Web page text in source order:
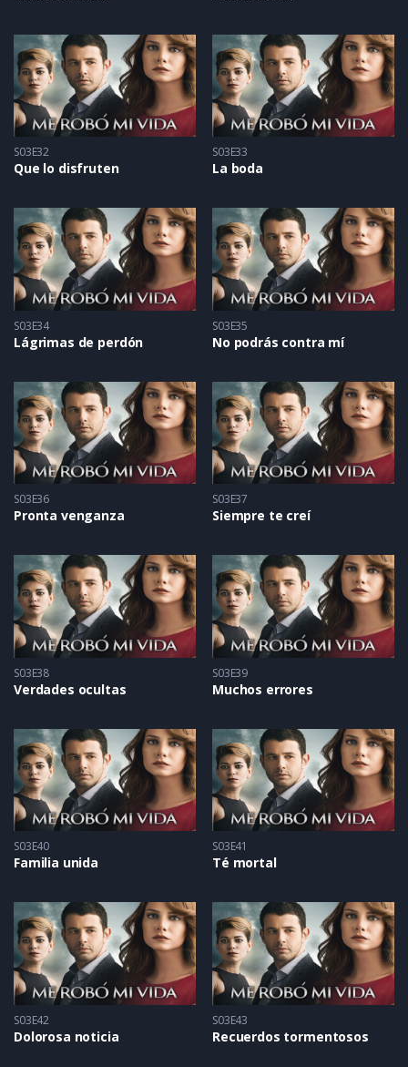
S03E32
Que lo disfruten
S03E33
La boda
S03E34
Lágrimas de perdón
S03E35
No podrás contra mí
S03E36
Pronta venganza
S03E37
Siempre te creí
S03E38
Verdades ocultas
S03E39
Muchos errores
S03E40
Familia unida
S03E41
Té mortal
S03E42
Dolorosa noticia
S03E43
Recuerdos tormentosos